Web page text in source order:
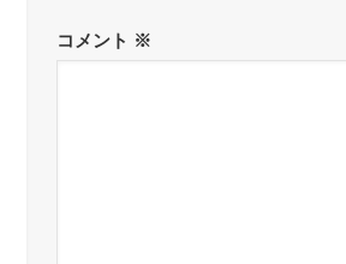
コメント ※